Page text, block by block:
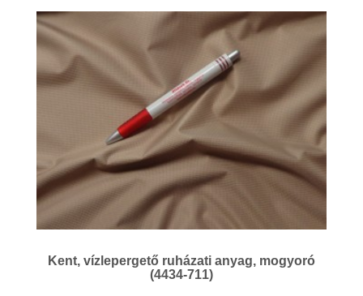
Kent, vízlepergető ruházati anyag, mogyoró
(4434-711)